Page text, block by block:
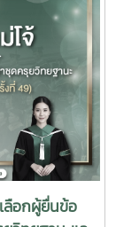
ลือกผู้ยื่นข้อ